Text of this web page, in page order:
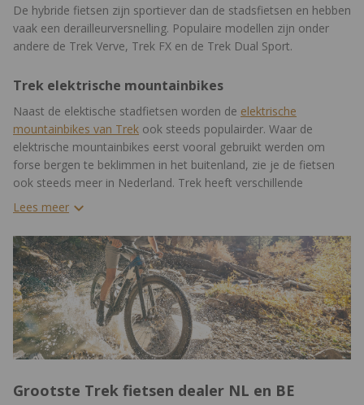
De hybride fietsen zijn sportiever dan de stadsfietsen en hebben
vaak een derailleurversnelling. Populaire modellen zijn onder
andere de Trek Verve, Trek FX en de Trek Dual Sport.
Trek elektrische mountainbikes
Naast de elektische stadfietsen worden de elektrische
mountainbikes van Trek ook steeds populairder. Waar de
elektrische mountainbikes eerst vooral gebruikt werden om
forse bergen te beklimmen in het buitenland, zie je de fietsen
ook steeds meer in Nederland. Trek heeft verschillende
elektrische mountainbikes. Vooral de Powerfly, E-Caliber en Rail
modellen zijn populair.
Lees meer
Grootste Trek fietsen dealer NL en BE